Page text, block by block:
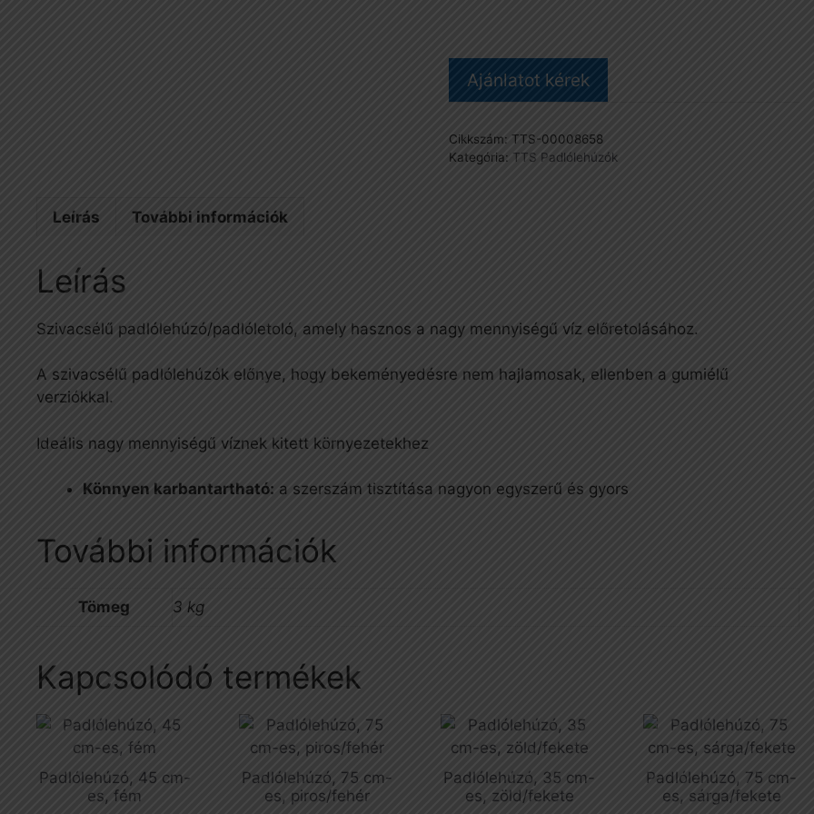
Ajánlatot kérek
Cikkszám:TTS-00008658
Kategória: TTS Padlólehúzók
Leírás További információk
Leírás
Szivacsélű padlólehúzó/padlóletoló, amely hasznos a nagy mennyiségű víz előretolásához.
A szivacsélű padlólehúzók előnye, hogy bekeményedésre nem hajlamosak, ellenben a gumiélű
verziókkal.
Ideális nagy mennyiségű víznek kitett környezetekhez
Könnyen karbantartható: a szerszám tisztítása nagyon egyszerű és gyors
További információk
Tömeg 3 kg
Kapcsolódó termékek
Padlólehúzó, 45 cm-
es, fém
Padlólehúzó, 75 cm-
es, piros/fehér
Padlólehúzó, 35 cm-
es, zöld/fekete
Padlólehúzó, 75 cm-
es, sárga/fekete